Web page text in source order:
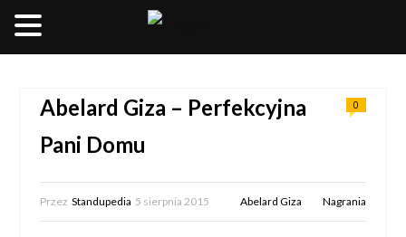
Abelard Giza – Perfekcyjna
Pani Domu
0
Przez Standupedia 5 sierpnia 2015 Abelard Giza Nagrania